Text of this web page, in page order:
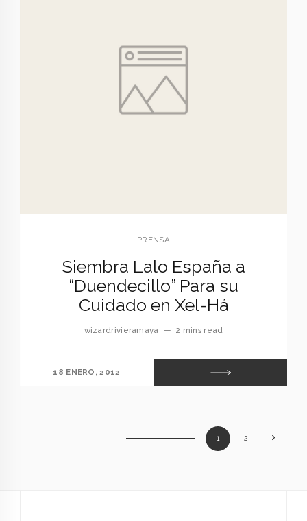
PRENSA
Siembra Lalo España a
“Duendecillo” Para su
Cuidado en Xel-Há
wizardrivieramaya — 2 mins read
18 ENERO, 2012
1 2